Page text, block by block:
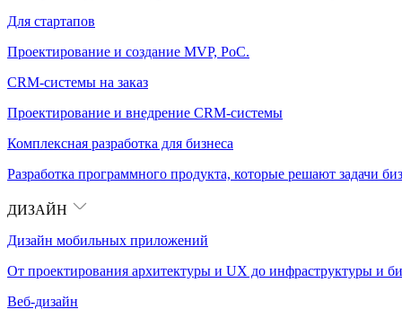
Для стартапов
Проектирование и создание MVP, PoC.
CRM-системы на заказ
Проектирование и внедрение CRM-системы
Комплексная разработка для бизнеса
Разработка программного продукта, которые решают задачи
ДИЗАЙН
Дизайн мобильных приложений
От проектирования архитектуры и UX до инфраструктуры и
Веб-дизайн